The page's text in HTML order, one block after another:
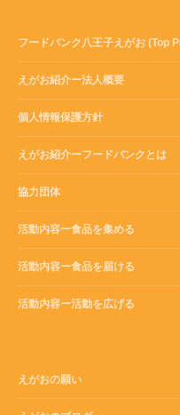
フードバンク八王子えがお (Top
えがお紹介ー法人概要
個人情報保護方針
えがお紹介ーフードバンクとは
協力団体
活動内容ー食品を集める
活動内容ー食品を届ける
活動内容ー活動を広げる
えがおの願い